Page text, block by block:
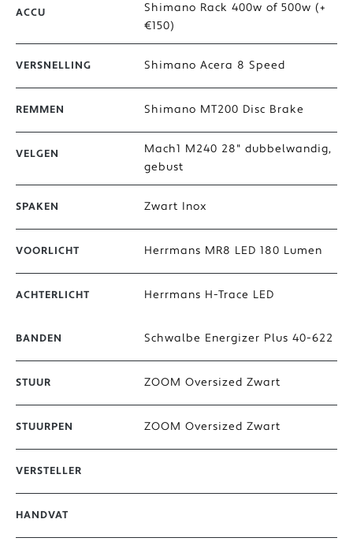
ACCU
Shimano Rack 400w of 500w (+
€150)
VERSNELLING Shimano Acera 8 Speed
REMMEN Shimano MT200 Disc Brake
VELGEN
Mach1 M240 28" dubbelwandig,
gebust
SPAKEN Zwart Inox
VOORLICHT Herrmans MR8 LED 180 Lumen
ACHTERLICHT Herrmans H-Trace LED
BANDEN Schwalbe Energizer Plus 40-622
STUUR ZOOM Oversized Zwart
STUURPEN ZOOM Oversized Zwart
VERSTELLER
HANDVAT